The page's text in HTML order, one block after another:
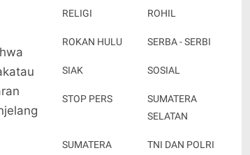
RELIGI ROHIL
ROKAN HULU SERBA - SERBI
SIAK SOSIAL
STOP PERS
SUMATERA
SELATAN
SUMATERA
TNI DAN POLRI